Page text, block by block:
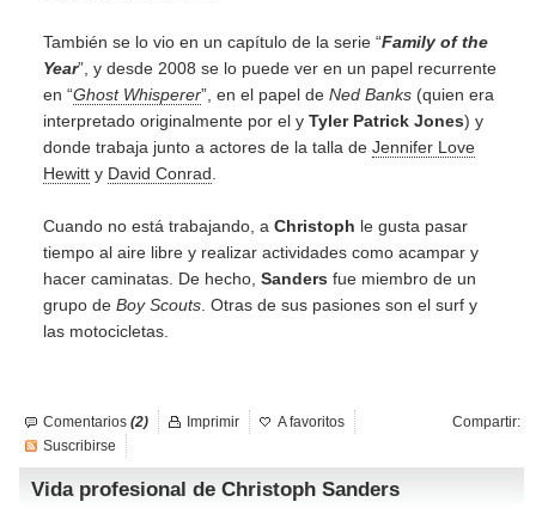
También se lo vio en un capítulo de la serie “Family of the
Year”, y desde 2008 se lo puede ver en un papel recurrente
en “Ghost Whisperer”, en el papel de Ned Banks (quien era
interpretado originalmente por el y Tyler Patrick Jones) y
donde trabaja junto a actores de la talla de Jennifer Love
Hewitt y David Conrad
Cuando no está trabajando, a Christoph le gusta pasar
tiempo al aire libre y realizar actividades como acampar y
hacer caminatas. De hecho, Sanders fue miembro de un
grupo de Boy Scouts . Otras de sus pasiones son el surf y
las motocicletas.
Comentarios (2) Compartir:
Imprimir
A favoritos
Suscribirse
Vida profesional de Christoph Sanders